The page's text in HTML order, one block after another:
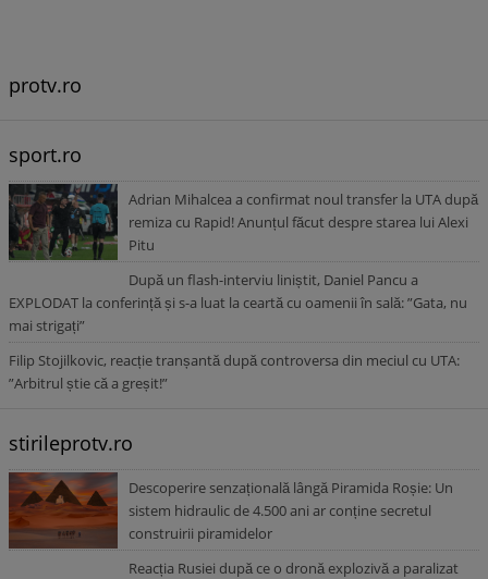
protv.ro
sport.ro
Adrian Mihalcea a confirmat noul transfer la UTA după
remiza cu Rapid! Anunțul făcut despre starea lui Alexi
Pitu
După un flash-interviu liniștit, Daniel Pancu a
EXPLODAT la conferință și s-a luat la ceartă cu oamenii în sală: ”Gata, nu
mai strigați”
Filip Stojilkovic, reacție tranșantă după controversa din meciul cu UTA:
”Arbitrul știe că a greșit!”
stirileprotv.ro
Descoperire senzațională lângă Piramida Roșie: Un
sistem hidraulic de 4.500 ani ar conține secretul
construirii piramidelor
Reacția Rusiei după ce o dronă explozivă a paralizat